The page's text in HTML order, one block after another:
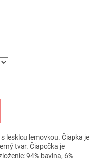
lesklou lemovkou. Čiapka je
tvar. Čiapočka je
94% bavlna, 6%